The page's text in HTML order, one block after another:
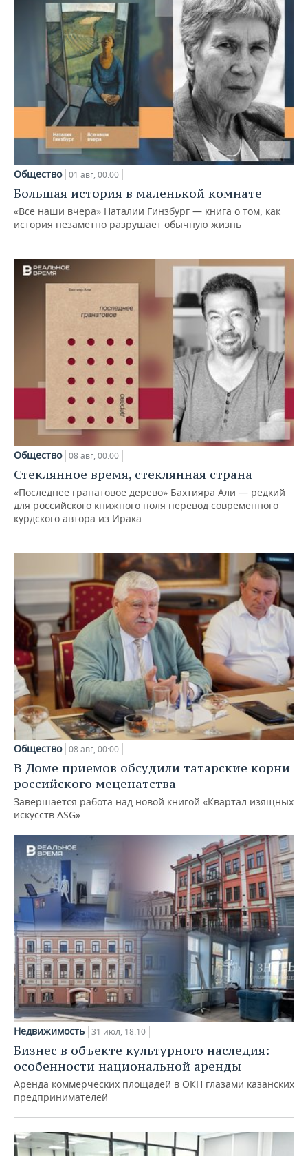
Общество 01 авг, 00:00
Большая история в маленькой комнате
«Все наши вчера» Наталии Гинзбург — книга о том, как
история незаметно разрушает обычную жизнь
Общество 08 авг, 00:00
Стеклянное время, стеклянная страна
«Последнее гранатовое дерево» Бахтияра Али — редкий
для российского книжного поля перевод современного
курдского автора из Ирака
Общество 08 авг, 00:00
В Доме приемов обсудили татарские корни
российского меценатства
Завершается работа над новой книгой «Квартал изящных
искусств ASG»
Недвижимость 31 июл, 18:10
Бизнес в объекте культурного наследия:
особенности национальной аренды
Аренда коммерческих площадей в ОКН глазами казанских
предпринимателей